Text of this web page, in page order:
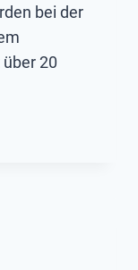
bei der
20